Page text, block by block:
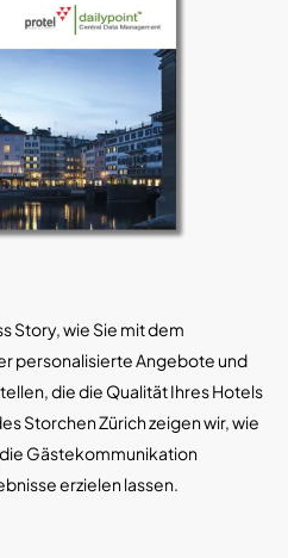
Story, wie Sie mit dem
personalisierte Angebote und
die die Qualität Ihres Hotels
Storchen Zürich zeigen wir, wie
Gästekommunikation
erzielen lassen.